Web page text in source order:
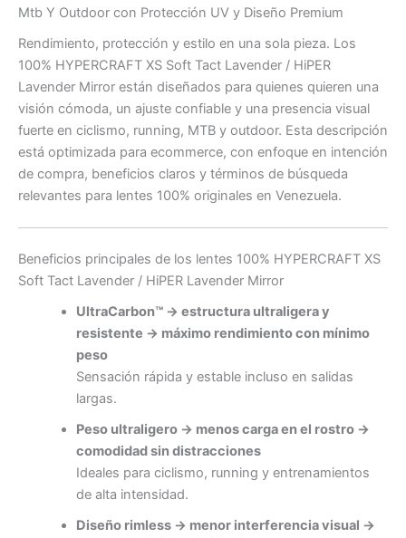
Mtb Y Outdoor con Protección UV y Diseño Premium
Rendimiento, protección y estilo en una sola pieza. Los
100% HYPERCRAFT XS Soft Tact Lavender / HiPER
Lavender Mirror están diseñados para quienes quieren una
visión cómoda, un ajuste confiable y una presencia visual
fuerte en ciclismo, running, MTB y outdoor. Esta descripción
está optimizada para ecommerce, con enfoque en intención
de compra, beneficios claros y términos de búsqueda
relevantes para lentes 100% originales en Venezuela.
Beneficios principales de los lentes 100% HYPERCRAFT XS
Soft Tact Lavender / HiPER Lavender Mirror
UltraCarbon™ → estructura ultraligera y
resistente → máximo rendimiento con mínimo
peso
Sensación rápida y estable incluso en salidas
largas.
Peso ultraligero → menos carga en el rostro →
comodidad sin distracciones
Ideales para ciclismo, running y entrenamientos
de alta intensidad.
Diseño rimless → menor interferencia visual →